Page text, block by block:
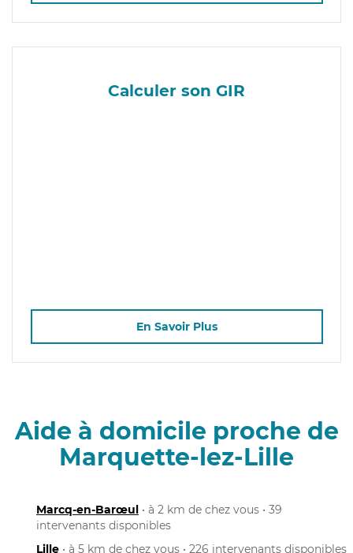
Calculer son GIR
En Savoir Plus
Aide à domicile proche de
Marquette-lez-Lille
Marcq-en-Barœul • à 2 km de chez vous • 39
intervenants disponibles
Lille • à 5 km de chez vous • 226 intervenants disponibles